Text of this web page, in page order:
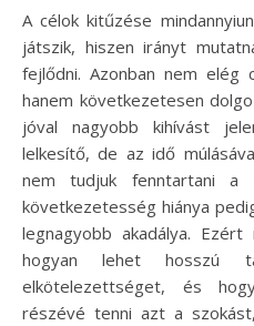
A célok kitűzése mindannyiunk életében fontos szerepet
játszik, hiszen irányt
fejlődni. Azonban nem elég
hanem következetesen
jóval nagyobb kihívást
lelkesítő, de az idő
nem tudjuk fenntartani
következetesség hiánya
legnagyobb akadálya.
hogyan lehet hosszú
elkötelezettséget, és
részévé tenni azt a